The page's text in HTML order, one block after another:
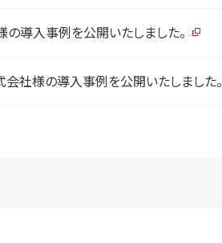
導入事例を公開いたしました。
社様の導入事例を公開いたしました。